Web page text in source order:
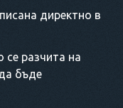
директно в
се разчита на
бъде